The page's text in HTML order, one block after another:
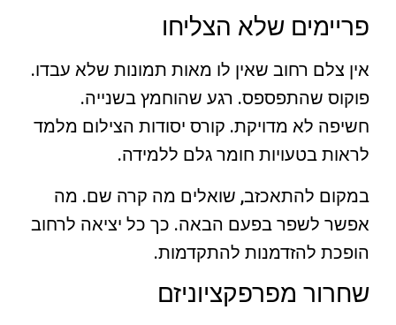
פריימים שלא הצליחו
אין צלם רחוב שאין לו מאות תמונות שלא עבדו.
פוקוס שהתפספס. רגע שהוחמץ בשנייה.
חשיפה לא מדויקת. קורס יסודות הצילום מלמד
לראות בטעויות חומר גלם ללמידה.
במקום להתאכזב, שואלים מה קרה שם. מה
אפשר לשפר בפעם הבאה. כך כל יציאה לרחוב
הופכת להזדמנות להתקדמות.
שחרור מפרפקציוניזם